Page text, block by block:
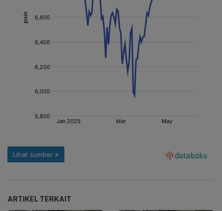
ARTIKEL TERKAIT